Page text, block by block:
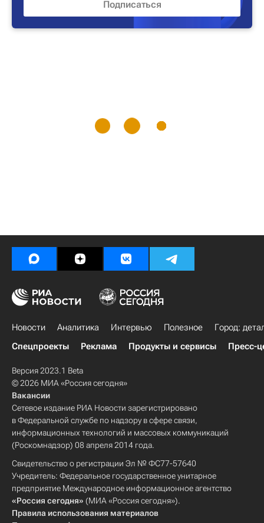
Новости Аналитика Интервью Полезное
Город:
Спецпроекты
Реклама Продукты и сервисы Пресс-
Версия 2023.1 Beta
© 2026 МИА «Россия сегодня»
Вакансии
Сетевое издание РИА Новости зарегистрировано
в Федеральной службе по надзору в сфере связи,
информационных технологий и массовых коммуникаций
(Роскомнадзор) 08 апреля 2014 года.
Свидетельство о регистрации Эл № ФС77-57640
Учредитель: Федеральное государственное унитарное
предприятие Международное информационное агентство
«Россия сегодня» (МИА «Россия сегодня»).
Правила использования материалов